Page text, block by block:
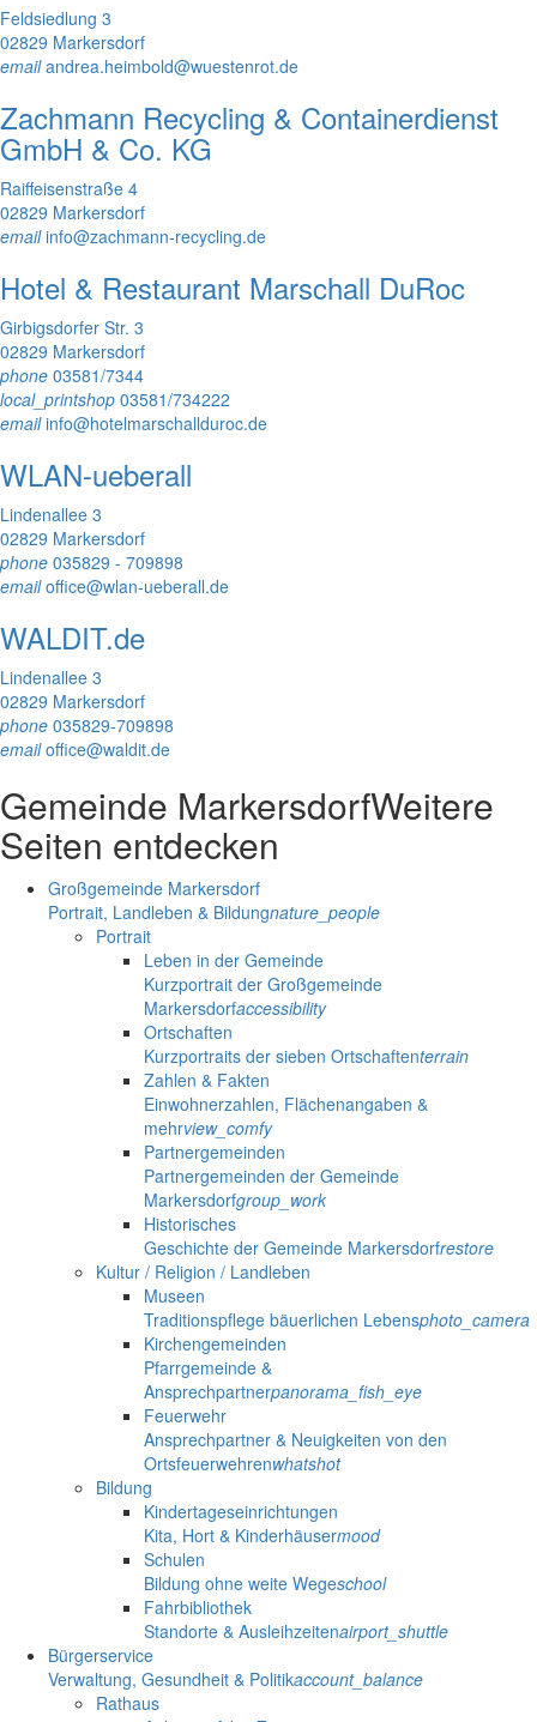
Feldsiedlung 3
02829 Markersdorf
emailandrea.heimbold@wuestenrot.de
Zachmann Recycling & Containerdienst
GmbH & Co. KG
Raiffeisenstraße 4
02829 Markersdorf
emailinfo@zachmann-recycling.de
Hotel & Restaurant Marschall DuRoc
Girbigsdorfer Str. 3
02829 Markersdorf
phone 03581/7344
local_printshop 03581/734222
emailinfo@hotelmarschallduroc.de
WLAN-ueberall
Lindenallee 3
02829 Markersdorf
phone 035829 - 709898
emailoffice@wlan-ueberall.de
WALDIT.de
Lindenallee 3
02829 Markersdorf
phone 035829-709898
emailoffice@waldit.de
Gemeinde MarkersdorfWeitere
Seiten entdecken
Großgemeinde Markersdorf
Portrait, Landleben & Bildungnature_people
Portrait
Leben in der Gemeinde
Kurzportrait der Großgemeinde
Markersdorfaccessibility
Ortschaften
Kurzportraits der sieben Ortschaftenterrain
Zahlen & Fakten
Einwohnerzahlen, Flächenangaben &
mehrview_comfy
Partnergemeinden
Partnergemeinden der Gemeinde
Markersdorfgroup_work
Historisches
Geschichte der Gemeinde Markersdorfrestore
Kultur / Religion / Landleben
Museen
Traditionspflege bäuerlichen Lebensphoto_camera
Kirchengemeinden
Pfarrgemeinde &
Ansprechpartnerpanorama_fish_eye
Feuerwehr
Ansprechpartner & Neuigkeiten von den
Ortsfeuerwehrenwhatshot
Bildung
Kindertageseinrichtungen
Kita, Hort & Kinderhäusermood
Schulen
Bildung ohne weite Wegeschool
Fahrbibliothek
Standorte & Ausleihzeitenairport_shuttle
Bürgerservice
Verwaltung, Gesundheit & Politikaccount_balance
Rathaus